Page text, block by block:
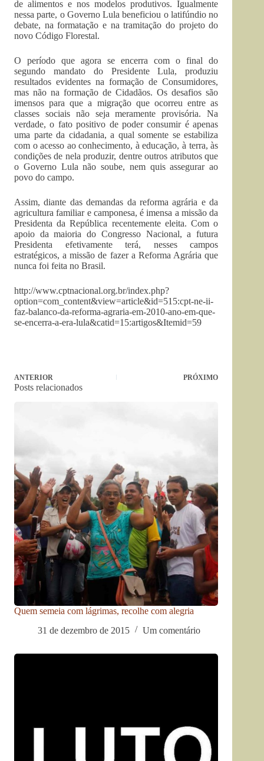
de alimentos e nos modelos produtivos. Igualmente
nessa parte, o Governo Lula beneficiou o latifúndio no
debate, na formatação e na tramitação do projeto do
novo Código Florestal.
O período que agora se encerra com o final do
segundo mandato do Presidente Lula, produziu
resultados evidentes na formação de Consumidores,
mas não na formação de Cidadãos. Os desafios são
imensos para que a migração que ocorreu entre as
classes sociais não seja meramente provisória. Na
verdade, o fato positivo de poder consumir é apenas
uma parte da cidadania, a qual somente se estabiliza
com o acesso ao conhecimento, à educação, à terra, às
condições de nela produzir, dentre outros atributos que
o Governo Lula não soube, nem quis assegurar ao
povo do campo.
Assim, diante das demandas da reforma agrária e da
agricultura familiar e camponesa, é imensa a missão da
Presidenta da República recentemente eleita. Com o
apoio da maioria do Congresso Nacional, a futura
Presidenta efetivamente terá, nesses campos
estratégicos, a missão de fazer a Reforma Agrária que
nunca foi feita no Brasil.
http://www.cptnacional.org.br/index.php?
option=com_content&view=article&id=515:cpt-ne-ii-
faz-balanco-da-reforma-agraria-em-2010-ano-em-que-
se-encerra-a-era-lula&catid=15:artigos&Itemid=59
ANTERIOR PRÓXIMO
Posts relacionados
Quem semeia com lágrimas, recolhe com alegria
31 de dezembro de 2015
Um comentário